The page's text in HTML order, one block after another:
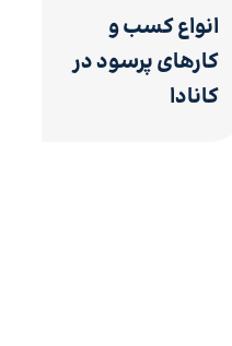
انواع کسب و
کارهای پرسود در
کانادا